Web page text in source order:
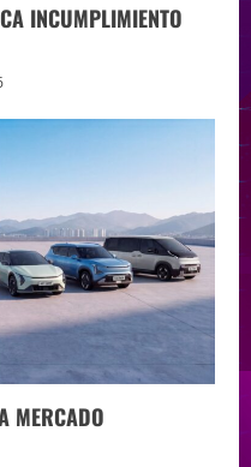
INCUMPLIMIENTO
MERCADO